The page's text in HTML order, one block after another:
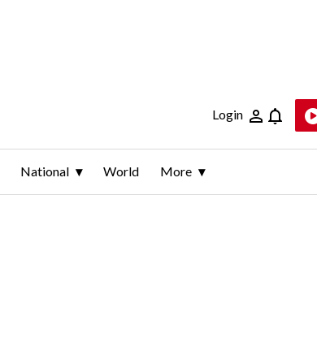
Login
National World More